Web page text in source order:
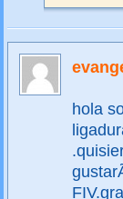
hola